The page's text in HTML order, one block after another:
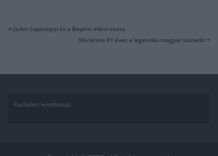
Julen Lopetegui és a Bayern elleni csata.
Ma lenne 91 éves a legendás magyar támadó
Pushalert leíratkozás